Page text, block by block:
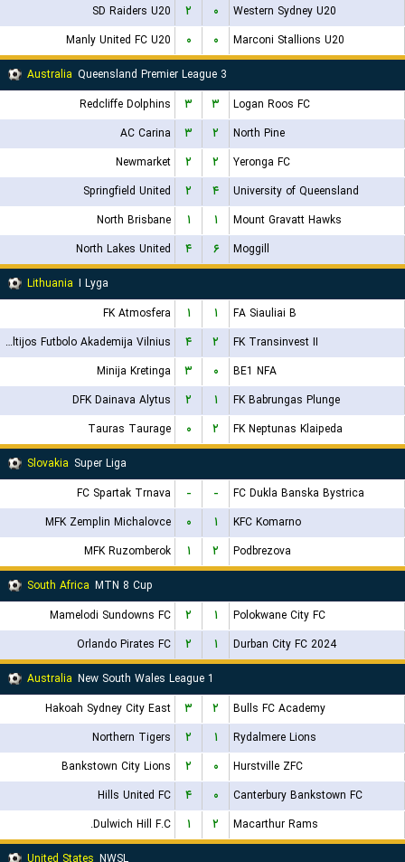
SD Raiders U20
۲ ۰
Western Sydney U20
Manly United FC U20
۰ ۰
Marconi Stallions U20
Australia Queensland Premier League 3
Redcliffe Dolphins
۳ ۳
Logan Roos FC
AC Carina
۳ ۲
North Pine
Newmarket
۲ ۲
Yeronga FC
Springfield United
۲ ۴
University of Queensland
North Brisbane
۱ ۱
Mount Gravatt Hawks
North Lakes United
۴ ۶
Moggill
Lithuania I Lyga
FK Atmosfera
۱ ۱
FA Siauliai B
Baltijos Futbolo Akademija Vilnius
۴ ۲
FK Transinvest II
Minija Kretinga
۳ ۰
BE1 NFA
DFK Dainava Alytus
۲ ۱
FK Babrungas Plunge
Tauras Taurage
۰ ۲
FK Neptunas Klaipeda
Slovakia Super Liga
FC Spartak Trnava
- -
FC Dukla Banska Bystrica
MFK Zemplin Michalovce
۰ ۱
KFC Komarno
MFK Ruzomberok
۱ ۲
Podbrezova
South Africa MTN 8 Cup
Mamelodi Sundowns FC
۲ ۱
Polokwane City FC
Orlando Pirates FC
۲ ۱
Durban City FC 2024
Australia New South Wales League 1
Hakoah Sydney City East
۳ ۲
Bulls FC Academy
Northern Tigers
۲ ۱
Rydalmere Lions
Bankstown City Lions
۲ ۰
Hurstville ZFC
Hills United FC
۴ ۰
Canterbury Bankstown FC
Dulwich Hill F.C.
۱ ۲
Macarthur Rams